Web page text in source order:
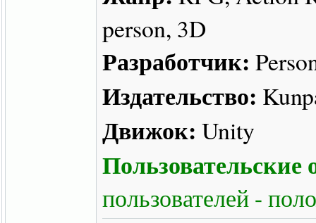
person, 3D
Разработчик:
Издательство:
Движок: Unity
Пользовательские
пользователей -